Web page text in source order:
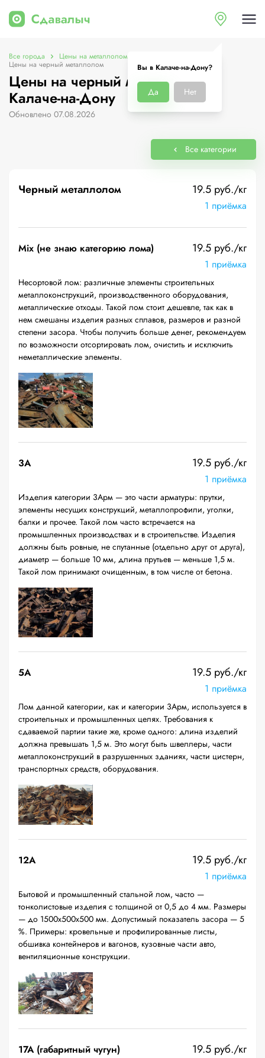
Вы в Калаче-на-Дону?
Да Нет
Все города Цены на металлолом в Калаче-на-Дону
Цены на черный металлолом
Цены на черный металлолом в
Калаче-на-Дону
Обновлено 07.08.2026
Все категории
Черный металлолом 19.5 руб./кг
1 приёмка
Mix (не знаю категорию лома) 19.5 руб./кг
1 приёмка
Несортовой лом: различные элементы строительных
металлоконструкций, производственного оборудования,
металлические отходы. Такой лом стоит дешевле, так как в
нем смешаны изделия разных сплавов, размеров и разной
степени засора. Чтобы получить больше денег, рекомендуем
по возможности отсортировать лом, очистить и исключить
неметаллические элементы.
3А 19.5 руб./кг
1 приёмка
Изделия категории 3Арм — это части арматуры: прутки,
элементы несущих конструкций, металлопрофили, уголки,
балки и прочее. Такой лом часто встречается на
промышленных производствах и в строительстве. Изделия
должны быть ровные, не спутанные (отдельно друг от друга),
диаметр — больше 10 мм, длина прутьев — меньше 1,5 м.
Такой лом принимают очищенным, в том числе от бетона.
5А 19.5 руб./кг
1 приёмка
Лом данной категории, как и категории 3Арм, используется в
строительных и промышленных целях. Требования к
сдаваемой партии такие же, кроме одного: длина изделий
должна превышать 1,5 м. Это могут быть швеллеры, части
металлоконструкций в разрушенных зданиях, части цистерн,
транспортных средств, оборудования.
12A 19.5 руб./кг
1 приёмка
Бытовой и промышленный стальной лом, часто —
тонколистовые изделия с толщиной от 0,5 до 4 мм. Размеры
— до 1500х500х500 мм. Допустимый показатель засора — 5
%. Примеры: кровельные и профилированные листы,
обшивка контейнеров и вагонов, кузовные части авто,
вентиляционные конструкции.
17А (габаритный чугун) 19.5 руб./кг